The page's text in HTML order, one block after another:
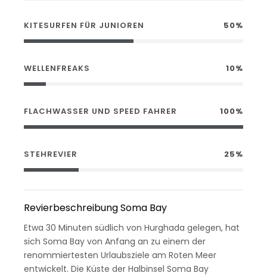
KITESURFEN FÜR JUNIOREN 50%
WELLENFREAKS 10%
FLACHWASSER UND SPEED FAHRER 100%
STEHREVIER 25%
Revierbeschreibung Soma Bay
Etwa 30 Minuten südlich von Hurghada gelegen, hat
sich Soma Bay von Anfang an zu einem der
renommiertesten Urlaubsziele am Roten Meer
entwickelt. Die Küste der Halbinsel Soma Bay